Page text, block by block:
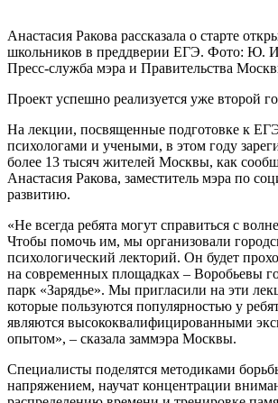
Анастасия Ракова рассказала о старте
школьников в преддверии ЕГЭ. Фото: Ю.
Пресс-служба мэра и Правительства
Проект успешно реализуется уже второй
На лекции, посвященные подготовке к
психологами и учеными, в этом году
более 13 тысяч жителей Москвы, как
Анастасия Ракова, заместитель мэра по
развитию.
«Не всегда ребята могут справиться с
Чтобы помочь им, мы организовали
психологический лекторий. Он будет
на современных площадках – Воробьевы
парк «Зарядье». Мы пригласили на эти
которые пользуются популярностью у
являются высококвалифицированными
опытом», – сказала заммэра Москвы.
Специалисты поделятся методиками
напряжением, научат концентрации